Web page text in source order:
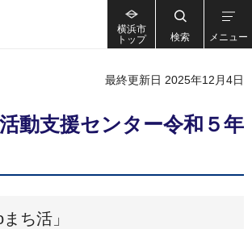
横浜市
トップ
検索 メニュー
最終更新日 2025年12月4日
動支援センター令和５年
ち活」